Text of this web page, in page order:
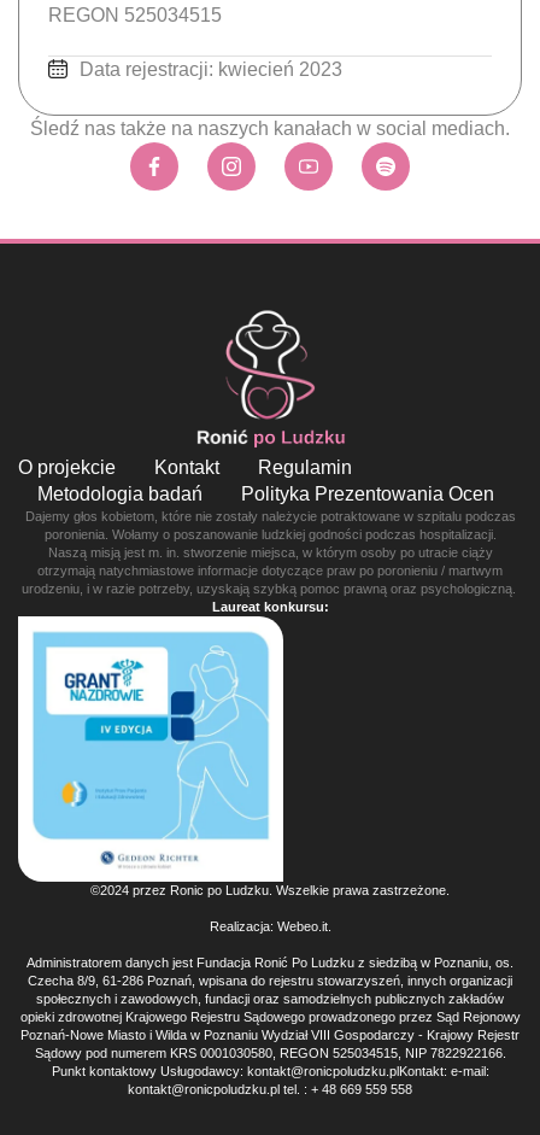
REGON 525034515
Data rejestracji: kwiecień 2023
Śledź nas także na naszych kanałach w social mediach.
O projekcie Kontakt
Regulamin
Metodologia badań
Polityka Prezentowania Ocen
Dajemy głos kobietom, które nie zostały należycie potraktowane w szpitalu podczas
poronienia. Wołamy o poszanowanie ludzkiej godności podczas hospitalizacji.
Naszą misją jest m. in. stworzenie miejsca, w którym osoby po utracie ciąży
otrzymają natychmiastowe informacje dotyczące praw po poronieniu / martwym
urodzeniu, i w razie potrzeby, uzyskają szybką pomoc prawną oraz psychologiczną.
Laureat konkursu:
©2024 przez Ronic po Ludzku. Wszelkie prawa zastrzeżone.
Realizacja: Webeo.it.
Administratorem danych jest Fundacja Ronić Po Ludzku z siedzibą w Poznaniu, os.
Czecha 8/9, 61-286 Poznań, wpisana do rejestru stowarzyszeń, innych organizacji
społecznych i zawodowych, fundacji oraz samodzielnych publicznych zakładów
opieki zdrowotnej Krajowego Rejestru Sądowego prowadzonego przez Sąd Rejonowy
Poznań-Nowe Miasto i Wilda w Poznaniu Wydział VIII Gospodarczy - Krajowy Rejestr
Sądowy pod numerem KRS 0001030580, REGON 525034515, NIP 7822922166.
Punkt kontaktowy Usługodawcy: kontakt@ronicpoludzku.plKontakt: e-mail:
kontakt@ronicpoludzku.pl tel. : + 48 669 559 558